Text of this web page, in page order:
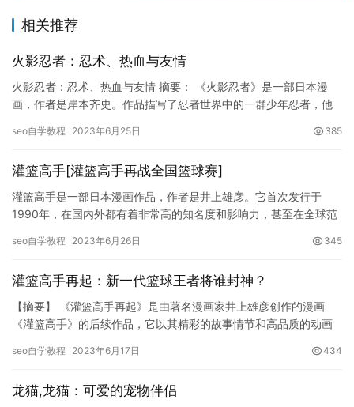
相关推荐
火影忍者：忍术、热血与友情
火影忍者：忍术、热血与友情 摘要： 《火影忍者》是一部日本漫
画，作者是岸本齐史。作品描写了忍者世界中的一群少年忍者，他
它被…
seo自学教程 2023年6月25日 385
灌篮高手[灌篮高手再战全国篮球赛]
灌篮高手是一部日本漫画作品，作者是井上雄彦。它首次发行于
1990年，在国内外都有着非常高的知名度和影响力，甚至在全球范
的生…
seo自学教程 2023年6月26日 345
灌篮高手再起：新一代篮球王者将谁封神？
【摘要】 《灌篮高手再起》是由著名漫画家井上雄彦创作的漫画
《灌篮高手》的后续作品，它以其精彩的故事情节和高品质的动画
日本高…
seo自学教程 2023年6月17日 434
龙猫,龙猫：可爱的宠物伴侣